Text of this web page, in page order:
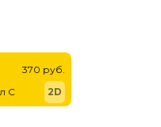
C
370 руб.
2D